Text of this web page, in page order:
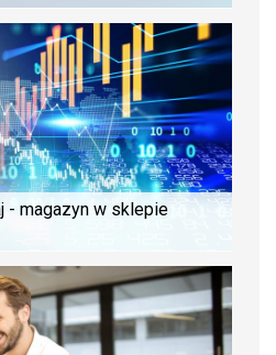
- magazyn w sklepie